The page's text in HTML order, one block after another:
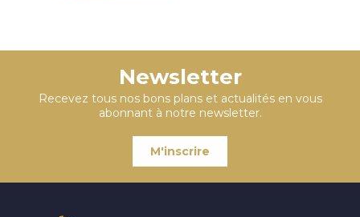
Newsletter
Recevez tous nos bons plans et actualités en vous
abonnant à notre newsletter.
M'inscrire